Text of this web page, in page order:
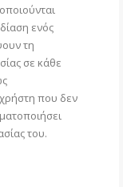
ενός
τη
σε κάθε
που δεν
του.